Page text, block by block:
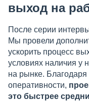
выход на
После серии
Мы провели
ускорить процесс
условиях наличия у
на рынке.
оперативности,
это быстрее